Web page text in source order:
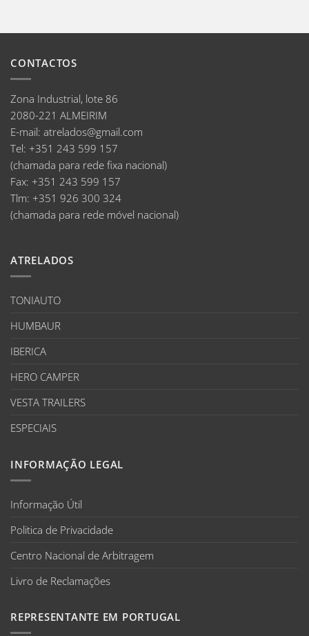
CONTACTOS
Zona Industrial, lote 86
2080-221 ALMEIRIM
E-mail: atrelados@gmail.com
Tel: +351 243 599 157
(chamada para rede fixa nacional)
Fax: +351 243 599 157
Tlm: +351 926 300 324
(chamada para rede móvel nacional)
ATRELADOS
TONIAUTO
HUMBAUR
IBERICA
HERO CAMPER
VESTA TRAILERS
ESPECIAIS
INFORMAÇÃO LEGAL
Informação Útil
Politica de Privacidade
Centro Nacional de Arbitragem
Livro de Reclamações
REPRESENTANTE EM PORTUGAL